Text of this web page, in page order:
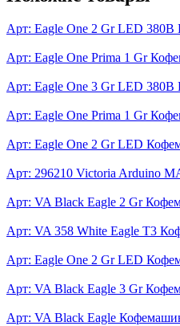
Арт: Eagle One 2 Gr LED 380В
Арт: Eagle One Prima 1 Gr
Арт: Eagle One 3 Gr LED 380В
Арт: Eagle One Prima 1 Gr
Арт: Eagle One 2 Gr LED
Арт: 296210 Victoria Arduino
Арт: VA Black Eagle 2 Gr
Арт: VA 358 White Eagle T3
Арт: Eagle One 2 Gr LED
Арт: VA Black Eagle 3 Gr
Арт: VA Black Eagle